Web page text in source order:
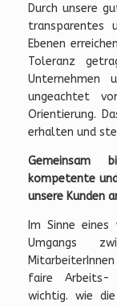
Durch unsere
transparentes
Ebenen
Toleranz
Unternehmen
ungeachtet
Orientierung.
erhalten und
Gemeinsam
kompetente
unsere Kunden
Im Sinne
Umgangs
faire Arbeits-
wichtig. wie die